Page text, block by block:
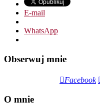
E-mail
WhatsApp
Obserwuj mnie
Facebook
O mnie